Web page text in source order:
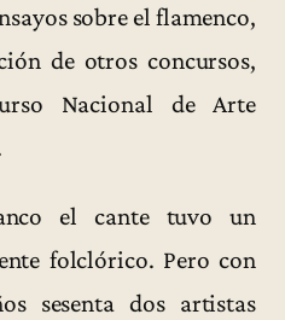
sobre el flamenco,
de otros concursos,
Nacional de Arte
el cante tuvo un
folclórico. Pero con
sesenta dos artistas